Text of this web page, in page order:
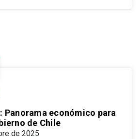
Panorama económico para
de Chile
de 2025